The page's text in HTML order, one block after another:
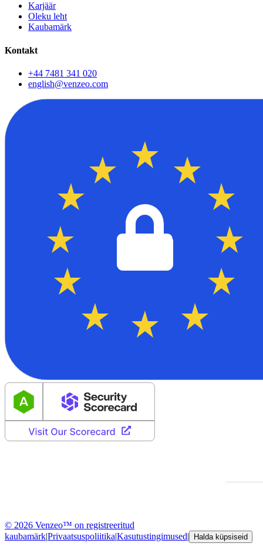
Karjäär
Oleku leht
Kaubamärk
Kontakt
+44 7481 341 020
english@venzeo.com
© 2026 Venzeo™ on registreeritud
kaubamärk|Privaatsuspoliitika|Kasutustingimused| Halda küpsiseid